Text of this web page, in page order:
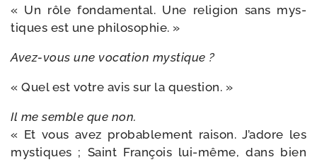
« Un rôle fon­da­men­tal. Une reli­gion sans mys­
tiques est une philosophie. »
Avez-​vous une voca­tion mystique ?
« Quel est votre avis sur la question. »
Il me semble que non.
« Et vous avez pro­ba­ble­ment rai­son. J’adore les
mys­tiques ; Saint François lui-​même, dans bien